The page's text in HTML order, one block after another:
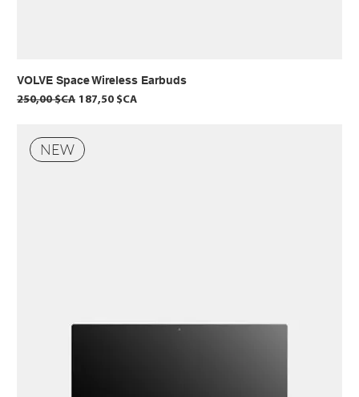
VOLVE Space Wireless Earbuds
Prix original
250,00 $CA Prix promotionnel
187,50 $CA
NEW